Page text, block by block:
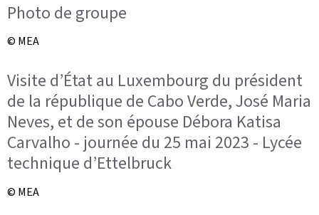
Photo de groupe
© MEA
Visite d’État au Luxembourg du président
de la république de Cabo Verde, José Maria
Neves, et de son épouse Débora Katisa
Carvalho - journée du 25 mai 2023 - Lycée
technique d’Ettelbruck
© MEA